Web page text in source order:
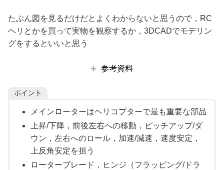
たぶん図を見るだけだとよくわからないと思うので，RC
ヘリとかを買って実物を観察するか，3DCADでモデリン
グをするといいと思う
参考資料
ポイント
メインローターはヘリコプターで最も重要な部品
上昇/下降，前後左右への移動，ピッチアップ/ダ
ウン，左右へのロール，加速/減速，速度安定，
上反角安定を担う
ローターブレード，ヒンジ（フラッピング/ドラ